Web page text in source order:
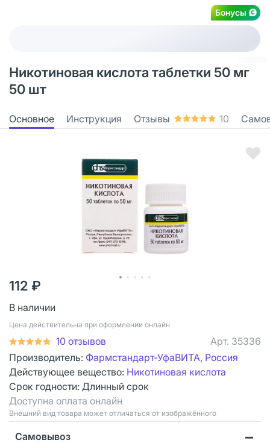
Бонусы
Никотиновая кислота таблетки 50 мг
50 шт
Основное Инструкция Отзывы 10
112 ₽
В наличии
Цена действительна при оформлении онлайн
10 отзывов Арт. 35336
Производитель: Фармстандарт-УфаВИТА, Россия
Действующее вещество: Никотиновая кислота
Срок годности: Длинный срок
Доступна оплата онлайн
Bнешний вид товара может отличаться от изображённого
Самовывоз